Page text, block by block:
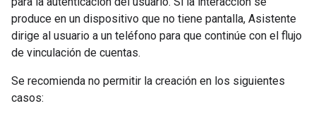
produce en un dispositivo que no tiene pantalla, Asistente
dirige al usuario a un teléfono para que continúe con el flujo
de vinculación de cuentas.
Se recomienda no permitir la creación en los siguientes
casos: